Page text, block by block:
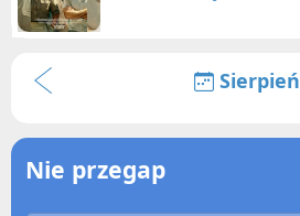
Sierpień
Nie przegap